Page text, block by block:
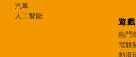
汽車
人工智能
遊
熱門
電競
動漫